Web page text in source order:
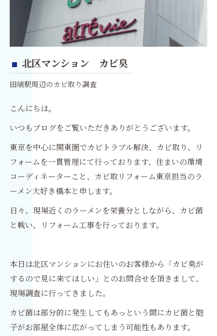
北区マンション カビ臭
田端駅周辺のカビ取り調査
こんにちは。
いつもブログをご覧いただきありがとうございます。
東京を中心に関東圏でカビトラブル解決、カビ取り、リ
フォームを一貫管理にて行っております、住まいの環境
コーディネーターこと、カビ取リフォーム東京担当のラ
ーメン大好き橋本と申します。
日々、現場近くのラーメンを栄養分としながら、カビ菌
と戦い、リフォーム工事を行っております。
本日は北区マンションにお住いのお客様から「カビ臭が
するので見に来てほしい」とのお問合せを頂きまして、
現場調査に行ってきました。
カビ菌は部分的に発生してもあっという間にカビ菌と胞
子がお部屋全体に広がってしまう可能性もあります。